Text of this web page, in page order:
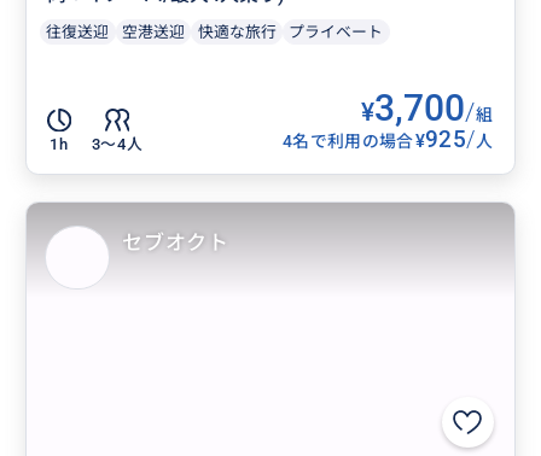
往復送迎 空港送迎 快適な旅行 プライベート
1h 3〜4人
¥3,700/組
4名で利用の場合¥925/人
セブオクト